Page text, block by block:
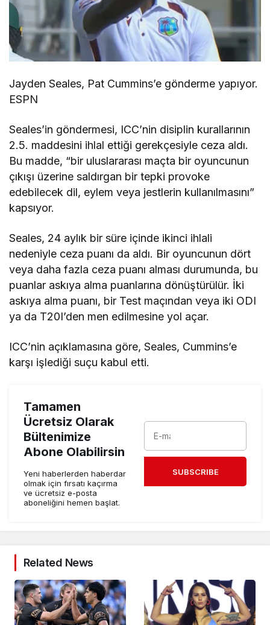
Jayden Seales, Pat Cummins’e gönderme yapıyor.
ESPN
Seales’in göndermesi, ICC’nin disiplin kurallarının
2.5. maddesini ihlal ettiği gerekçesiyle ceza aldı.
Bu madde, “bir uluslararası maçta bir oyuncunun
çıkışı üzerine saldırgan bir tepki provoke
edebilecek dil, eylem veya jestlerin kullanılmasını”
kapsıyor.
Seales, 24 aylık bir süre içinde ikinci ihlali
nedeniyle ceza puanı da aldı. Bir oyuncunun dört
veya daha fazla ceza puanı alması durumunda, bu
puanlar askıya alma puanlarına dönüştürülür. İki
askıya alma puanı, bir Test maçından veya iki ODI
ya da T20I’den men edilmesine yol açar.
ICC’nin açıklamasına göre, Seales, Cummins’e
karşı işlediği suçu kabul etti.
Tamamen
Ücretsiz Olarak
Bültenimize
Abone Olabilirsin
Yeni haberlerden haberdar
olmak için fırsatı kaçırma
ve ücretsiz e-posta
aboneliğini hemen başlat.
SUBSCRIBE
Related News